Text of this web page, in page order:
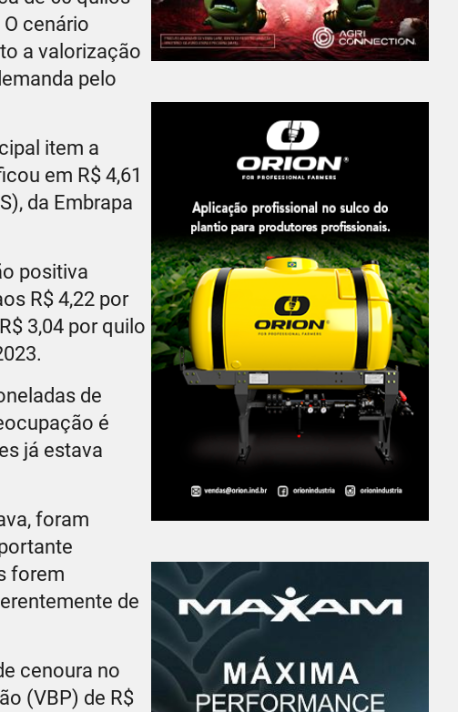
cenário
a valorização
pelo
item a
em R$ 4,61
da Embrapa
positiva
R$ 4,22 por
3,04 por quilo
de
é
já estava
foram
forem
de
cenoura no
(VBP) de R$